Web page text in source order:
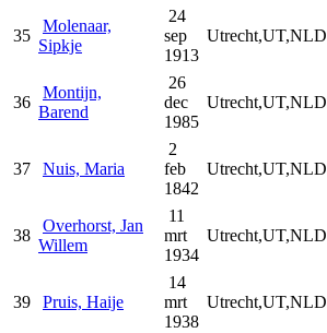
35
Molenaar,
Sipkje
24
sep
1913
Utrecht,UT,NLD
36
Montijn,
Barend
26
dec
1985
Utrecht,UT,NLD
37 Nuis, Maria
2
feb
1842
Utrecht,UT,NLD
38
Overhorst, Jan
Willem
11
mrt
1934
Utrecht,UT,NLD
39 Pruis, Haije
14
mrt
1938
Utrecht,UT,NLD